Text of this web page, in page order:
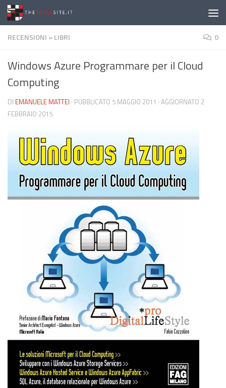
Salta al contenuto
RECENSIONI »LIBRI 0
Windows Azure Programmare per il Cloud
Computing
DI EMANUELE MATTEI · PUBBLICATO 5 MAGGIO 2011 · AGGIORNATO 2
FEBBRAIO 2015